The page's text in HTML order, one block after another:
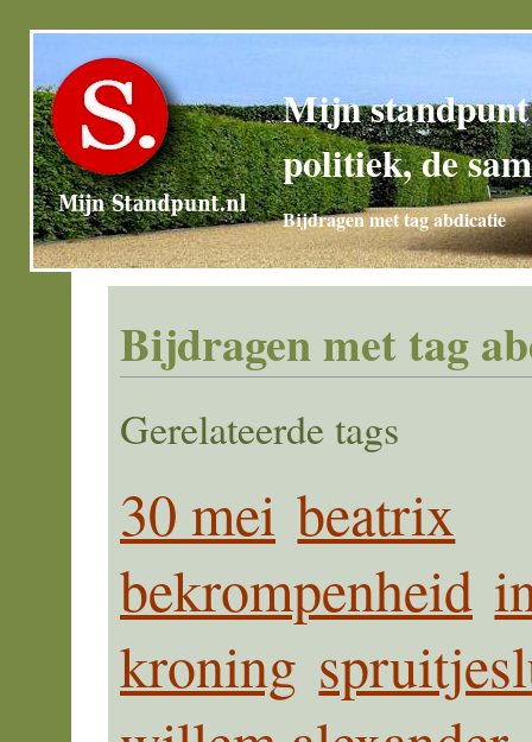
Mijn
politiek, de
Bijdragen met tag abdicatie
Bijdragen met tag
Gerelateerde tags
30 mei beatrix
bekrompenheid
kroning